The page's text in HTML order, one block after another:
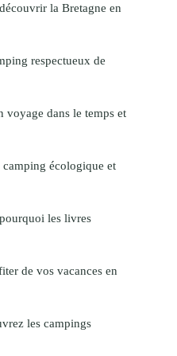
la Bretagne en
respectueux de
voyage dans le temps et
écologique et
les livres
de vos vacances en
les campings